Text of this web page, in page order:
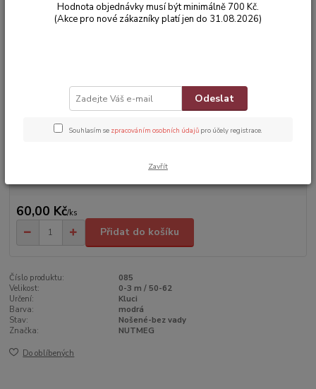
Značka: NUTMEG
60,00 Kč/ks
Přidat do košíku
Číslo produktu:
085
Velikost:
0-3 m / 50-62
Určení:
Kluci
Barva:
modrá
Stav:
Nošené-bez vady
Značka:
NUTMEG
Do oblíbených
Hodnota objednávky musí být minimálně 700 Kč.
(Akce pro nové zákazníky platí jen do 31.08.2026)
Odeslat
Souhlasím se zpracováním osobních údajů pro účely registrace.
Zavřít